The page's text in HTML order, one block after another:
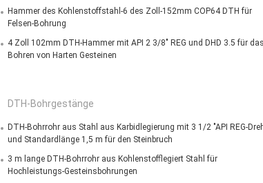
Hammer des Kohlenstoffstahl-6 des Zoll-152mm COP64 DTH für
Felsen-Bohrung
4 Zoll 102mm DTH-Hammer mit API 2 3/8" REG und DHD 3.5 für das
Bohren von Harten Gesteinen
DTH-Bohrgestänge
DTH-Bohrrohr aus Stahl aus Karbidlegierung mit 3 1/2 "API REG-
und Standardlänge 1,5 m für den Steinbruch
3 m lange DTH-Bohrrohr aus Kohlenstofflegiert Stahl für
Hochleistungs-Gesteinsbohrungen